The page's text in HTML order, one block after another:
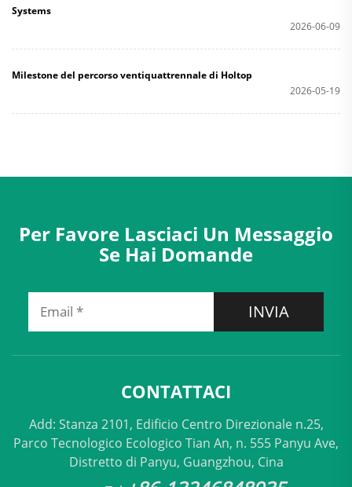
Systems
2026-06-09
Milestone del percorso ventiquattrennale di Holtop
2026-05-19
Per Favore Lasciaci Un Messaggio
Se Hai Domande
INVIA
CONTATTACI
Add: Stanza 2101, Edificio Centro Direzionale n.25,
Parco Tecnologico Ecologico Tian An, n. 555 Panyu Ave,
Distretto di Panyu, Guangzhou, Cina